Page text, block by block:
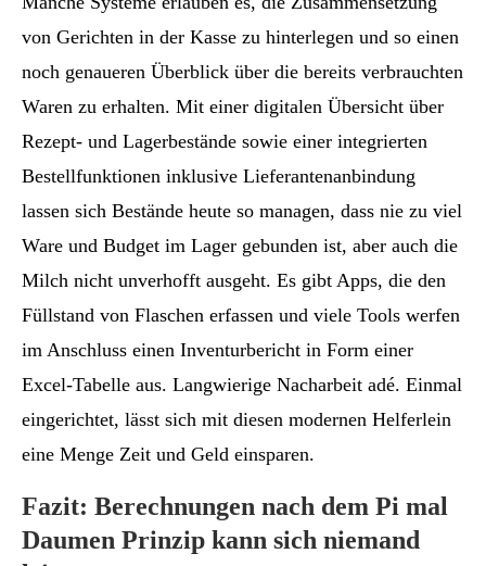
von Gerichten in der Kasse zu hinterlegen und so einen
noch genaueren Überblick über die bereits verbrauchten
Waren zu erhalten. Mit einer digitalen Übersicht über
Rezept- und Lagerbestände sowie einer integrierten
Bestellfunktionen inklusive Lieferantenanbindung
lassen sich Bestände heute so managen, dass nie zu viel
Ware und Budget im Lager gebunden ist, aber auch die
Milch nicht unverhofft ausgeht. Es gibt Apps, die den
Füllstand von Flaschen erfassen und viele Tools werfen
im Anschluss einen Inventurbericht in Form einer
Excel-Tabelle aus. Langwierige Nacharbeit adé. Einmal
eingerichtet, lässt sich mit diesen modernen Helferlein
eine Menge Zeit und Geld einsparen.
Fazit: Berechnungen nach dem Pi mal
Daumen Prinzip kann sich niemand